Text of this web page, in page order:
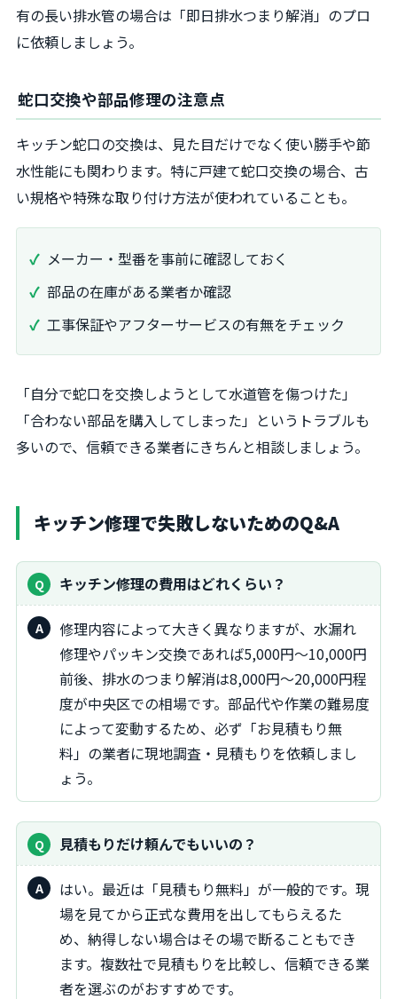
有の長い排水管の場合は「即日排水つまり解消」のプロ
に依頼しましょう。
蛇口交換や部品修理の注意点
キッチン蛇口の交換は、見た目だけでなく使い勝手や節
水性能にも関わります。特に戸建て蛇口交換の場合、古
い規格や特殊な取り付け方法が使われていることも。
メーカー・型番を事前に確認しておく
部品の在庫がある業者か確認
工事保証やアフターサービスの有無をチェック
「自分で蛇口を交換しようとして水道管を傷つけた」
「合わない部品を購入してしまった」というトラブルも
多いので、信頼できる業者にきちんと相談しましょう。
キッチン修理で失敗しないためのQ&A
キッチン修理の費用はどれくらい？
修理内容によって大きく異なりますが、水漏れ
修理やパッキン交換であれば5,000円〜10,000円
前後、排水のつまり解消は8,000円〜20,000円程
度が中央区での相場です。部品代や作業の難易度
によって変動するため、必ず「お見積もり無
料」の業者に現地調査・見積もりを依頼しまし
ょう。
見積もりだけ頼んでもいいの？
はい。最近は「見積もり無料」が一般的です。現
場を見てから正式な費用を出してもらえるた
め、納得しない場合はその場で断ることもでき
ます。複数社で見積もりを比較し、信頼できる業
者を選ぶのがおすすめです。